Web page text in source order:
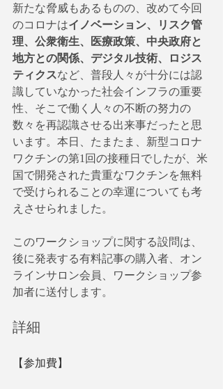
新たな脅威もあるものの、改めて今回
のコロナはイノベーション、リスク管
理、公衆衛生、医療政策、中央政府と
地方との関係、デジタル技術、ロジス
ティクスなど、普段人々が十分には認
識していなかった社会インフラの重要
性、そこで働く人々の不断の努力の
数々を再認識させる出来事だったと思
います。本日、たまたま、新型コロナ
ワクチンの第1回の接種日でしたが、米
国で開発された貴重なワクチンを無料
で受けられることの幸運についても考
えさせられました。
このワークショップに関する設問は、
後に発表する有料記事の購入者、オン
ラインサロン会員、ワークショップ参
加者に送付します。
詳細
【参加費】